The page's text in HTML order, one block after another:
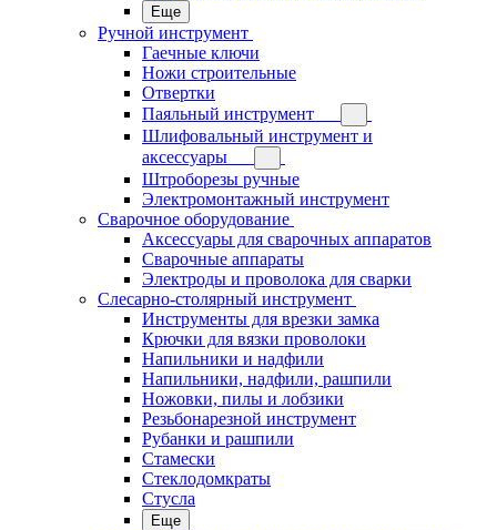
Еще
Ручной инструмент
Гаечные ключи
Ножи строительные
Отвертки
Паяльный инструмент
Шлифовальный инструмент и
аксессуары
Штроборезы ручные
Электромонтажный инструмент
Сварочное оборудование
Аксессуары для сварочных аппаратов
Сварочные аппараты
Электроды и проволока для сварки
Слесарно-столярный инструмент
Инструменты для врезки замка
Крючки для вязки проволоки
Напильники и надфили
Напильники, надфили, рашпили
Ножовки, пилы и лобзики
Резьбонарезной инструмент
Рубанки и рашпили
Стамески
Стеклодомкраты
Стусла
Еще